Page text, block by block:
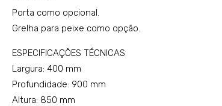
Porta como opcional.
Grelha para peixe como opção.
ESPECIFICAÇÕES TÉCNICAS
Largura: 400 mm
Profundidade: 900 mm
Altura: 850 mm